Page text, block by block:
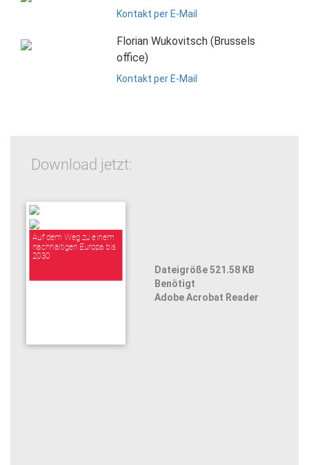
Kontakt per E-Mail
Florian Wukovitsch (Brussels
office)
Kontakt per E-Mail
Download jetzt:
Auf dem Weg zu einem
nachhaltigen Europa bis
2030
Dateigröße 521.58 KB
Benötigt
Adobe Acrobat Reader